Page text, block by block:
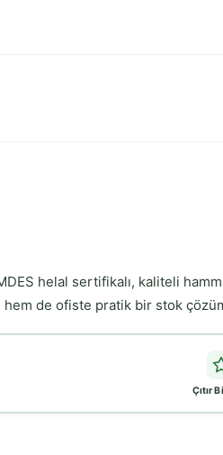
helal sertifikalı, kaliteli
hem de ofiste pratik bir stok
Çıtır